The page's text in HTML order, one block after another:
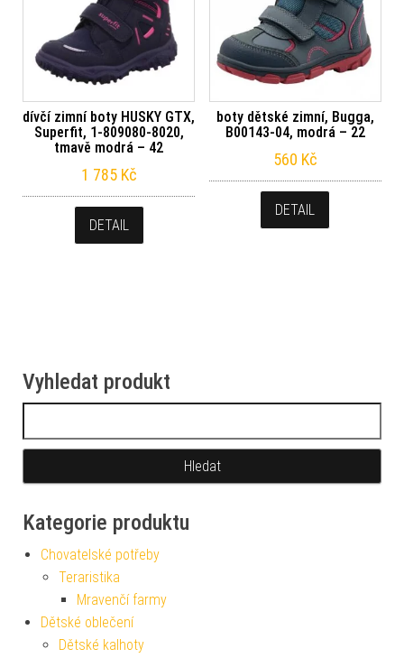
dívčí zimní boty HUSKY GTX,
Superfit, 1-809080-8020,
tmavě modrá – 42
1 785 Kč
DETAIL
boty dětské zimní, Bugga,
B00143-04, modrá – 22
560 Kč
DETAIL
Vyhledat produkt
Kategorie produktu
Chovatelské potřeby
Teraristika
Mravenčí farmy
Dětské oblečení
Dětské kalhoty